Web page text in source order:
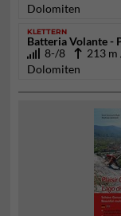
Dolomiten
KLETTERN
Batteria Volante -
8-/8
213 m
Dolomiten